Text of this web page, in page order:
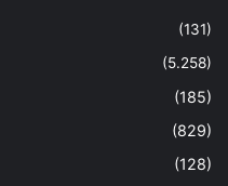
(131)
(5.258)
(185)
(829)
(128)